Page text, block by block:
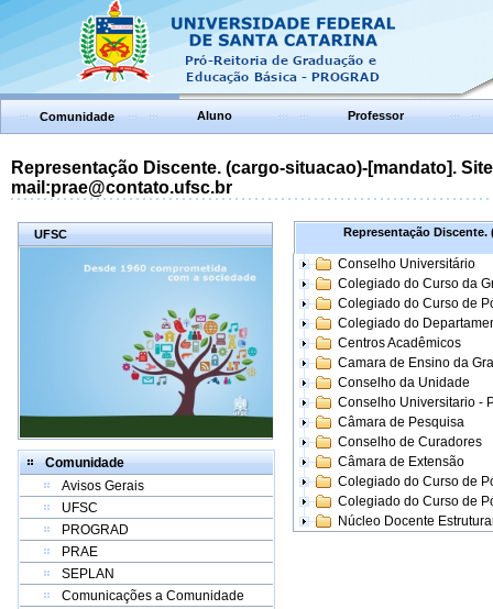
Comunidade Aluno Professor
Representação Discente. (cargo-situacao)-[mandato].
mail:prae@contato.ufsc.br
UFSC
Comunidade
Avisos Gerais
UFSC
PROGRAD
PRAE
SEPLAN
Comunicações a Comunidade
Representação Discente.
Conselho Universitário
Colegiado do Curso da
Colegiado do Curso de
Colegiado do
Centros Acadêmicos
Camara de Ensino da
Conselho da Unidade
Conselho Universitario -
Câmara de Pesquisa
Conselho de Curadores
Câmara de Extensão
Colegiado do Curso de
Colegiado do Curso de
Núcleo Docente